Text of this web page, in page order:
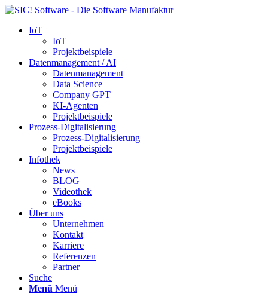
IoT
IoT
Projektbeispiele
Datenmanagement / AI
Datenmanagement
Data Science
Company GPT
KI-Agenten
Projektbeispiele
Prozess-Digitalisierung
Prozess-Digitalisierung
Projektbeispiele
Infothek
News
BLOG
Videothek
eBooks
Über uns
Unternehmen
Kontakt
Karriere
Referenzen
Partner
Suche
Menü Menü